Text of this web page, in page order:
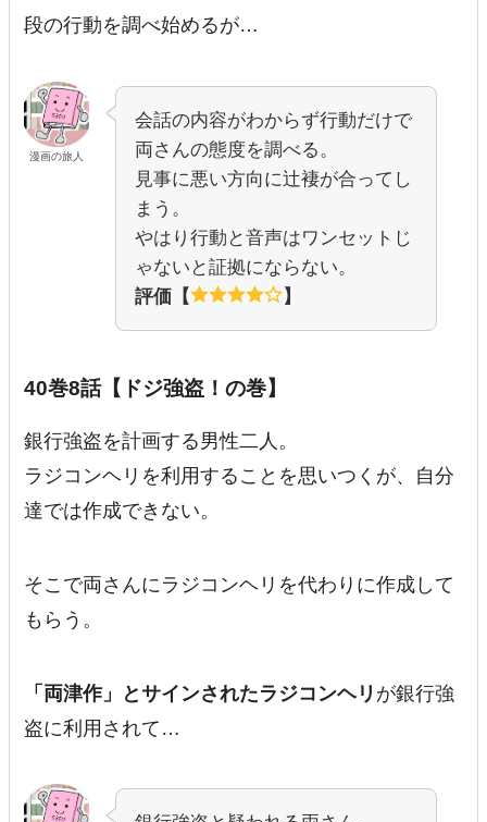
段の行動を調べ始めるが…
漫画の旅人
会話の内容がわからず行動だけで
両さんの態度を調べる。
見事に悪い方向に辻褄が合ってし
まう。
やはり行動と音声はワンセットじ
ゃないと証拠にならない。
評価【
】
40巻8話【ドジ強盗！の巻】
銀行強盗を計画する男性二人。
ラジコンヘリを利用することを思いつくが、自分
達では作成できない。
そこで両さんにラジコンヘリを代わりに作成して
もらう。
「両津作」とサインされたラジコンヘリ が銀行強
盗に利用されて…